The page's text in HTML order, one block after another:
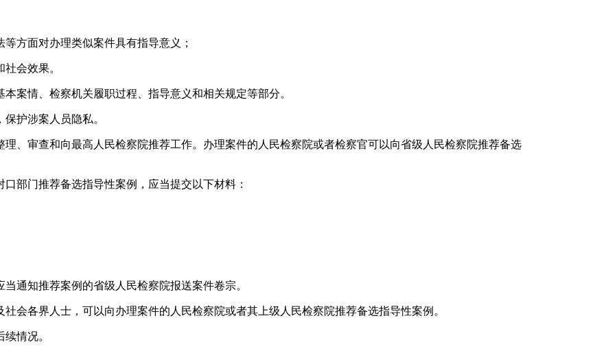
方面对办理类似案件具有指导意义；
会效果。
案情、检察机关履职过程、指导意义和相关规定等部分。
护涉案人员隐私。
、审查和向最高人民检察院推荐工作。办理案件的人民检察院或者检察官可以向省级人民检察院推荐备选
部门推荐备选指导性案例，应当提交以下材料：
通知推荐案例的省级人民检察院报送案件卷宗。
各界人士，可以向办理案件的人民检察院或者其上级人民检察院推荐备选指导性案例。
情况。